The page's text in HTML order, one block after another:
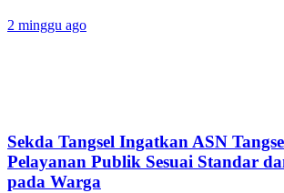
2 minggu ago
Sekda Tangsel Ingatkan ASN
Pelayanan Publik Sesuai Standar
pada Warga